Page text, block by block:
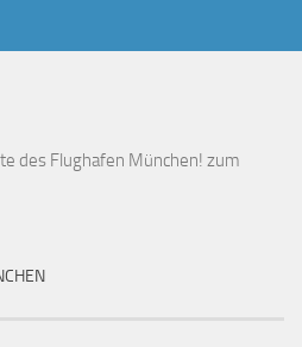
des Flughafen München! zum